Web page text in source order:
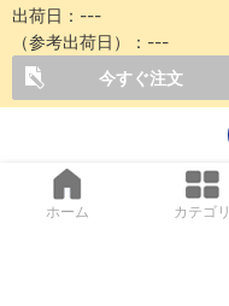
出荷日： ---
（参考出荷日）： ---
今すぐ注文
ホーム カテゴリ